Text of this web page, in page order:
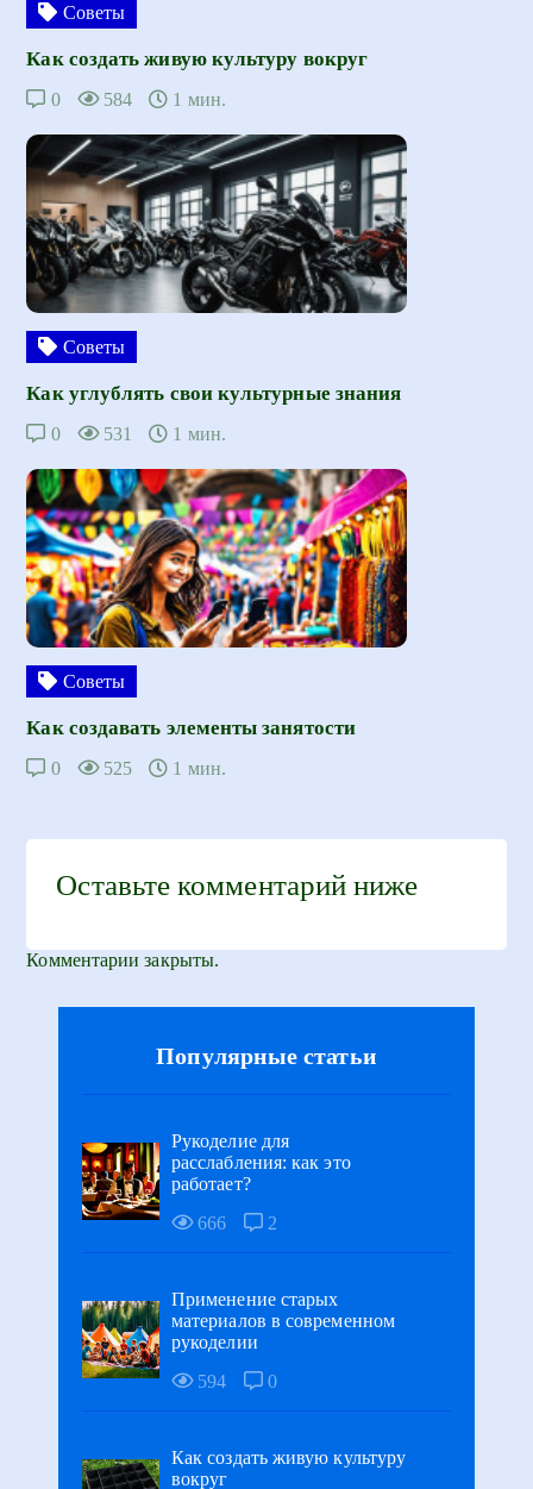
Советы
Как создать живую культуру вокруг
0 584 1 мин.
Советы
Как углублять свои культурные знания
0 531 1 мин.
Советы
Как создавать элементы занятости
0 525 1 мин.
Оставьте комментарий ниже
Комментарии закрыты.
Популярные статьи
Рукоделие для
расслабления: как это
работает?
666
2
Применение старых
материалов в современном
рукоделии
594
0
Как создать живую культуру
вокруг